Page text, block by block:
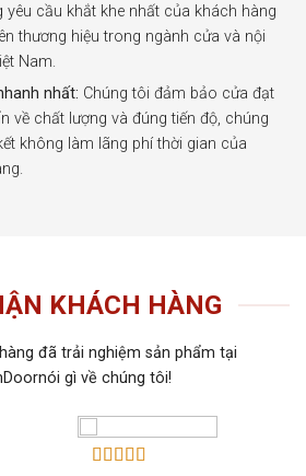
yêu cầu khắt khe nhất của khách hàng
thương hiệu trong ngành cửa và nội
Nam.
nhất: Chúng tôi đảm bảo cửa đạt
về chất lượng và đúng tiến độ, chúng
không làm lãng phí thời gian của
KHÁCH HÀNG
đã trải nghiệm sản phẩm tại
gì về chúng tôi!